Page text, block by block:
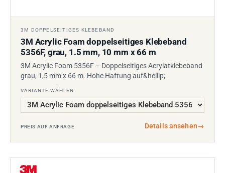
3M DOPPELSEITIGES KLEBEBAND
3M Acrylic Foam doppelseitiges Klebeband
5356F, grau, 1.5 mm, 10 mm x 66 m
3M Acrylic Foam 5356F – Doppelseitiges Acrylatklebeband
grau, 1,5 mm x 66 m. Hohe Haftung auf&hellip;
VARIANTE WÄHLEN
PREIS AUF ANFRAGE Details ansehen→